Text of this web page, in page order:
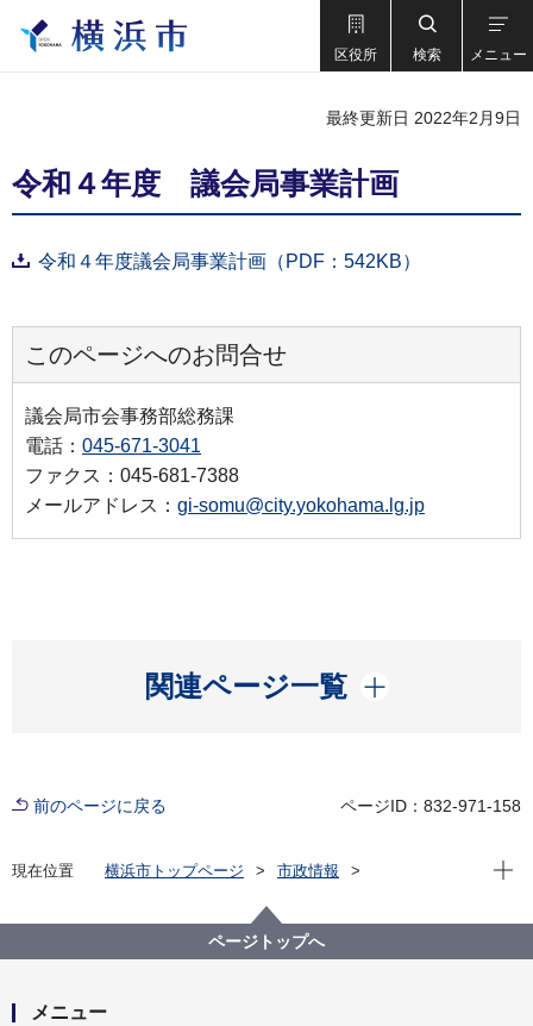
区役所 検索 メニュー
最終更新日 2022年2月9日
令和４年度 議会局事業計画
令和４年度議会局事業計画（PDF：542KB）
このページへのお問合せ
議会局市会事務部総務課
電話： 045-671-3041
ファクス：045-681-7388
メールアドレス： gi-somu@city.yokohama.lg.jp
関連ページ一覧
開く
前のページに戻る ページID：832-971-158
現在位置 横浜市トップページ
市政情報
令和４年度 議会局事業計画
現在
ページトップへ
メニュー